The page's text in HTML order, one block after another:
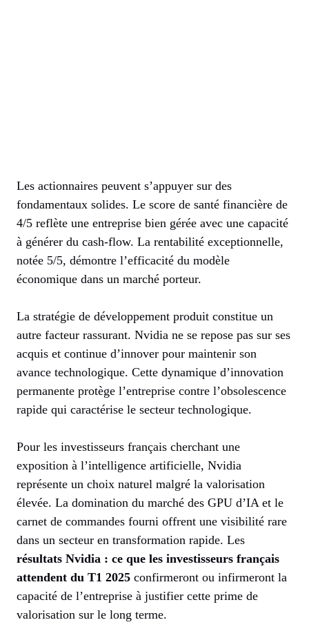
Les actionnaires peuvent s’appuyer sur des
fondamentaux solides. Le score de santé financière de
4/5 reflète une entreprise bien gérée avec une capacité
à générer du cash-flow. La rentabilité exceptionnelle,
notée 5/5, démontre l’efficacité du modèle
économique dans un marché porteur.
La stratégie de développement produit constitue un
autre facteur rassurant. Nvidia ne se repose pas sur ses
acquis et continue d’innover pour maintenir son
avance technologique. Cette dynamique d’innovation
permanente protège l’entreprise contre l’obsolescence
rapide qui caractérise le secteur technologique.
Pour les investisseurs français cherchant une
exposition à l’intelligence artificielle, Nvidia
représente un choix naturel malgré la valorisation
élevée. La domination du marché des GPU d’IA et le
carnet de commandes fourni offrent une visibilité rare
dans un secteur en transformation rapide. Les
résultats Nvidia : ce que les investisseurs français
attendent du T1 2025 confirmeront ou infirmeront la
capacité de l’entreprise à justifier cette prime de
valorisation sur le long terme.